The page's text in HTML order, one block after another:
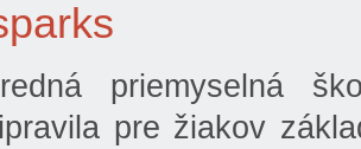
priemyselná
pre žiakov